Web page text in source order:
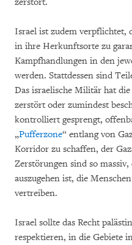
Israel ist zudem verpflichtet,
in ihre Herkunftsorte zu
Kampfhandlungen in den
werden. Stattdessen sind
Das israelische Militär hat
zerstört oder zumindest
kontrolliert gesprengt,
„Pufferzone“ entlang von
Korridor zu schaffen, der
Zerstörungen sind so
auszugehen ist, die
vertreiben.
Israel sollte das Recht
respektieren, in die Gebiete